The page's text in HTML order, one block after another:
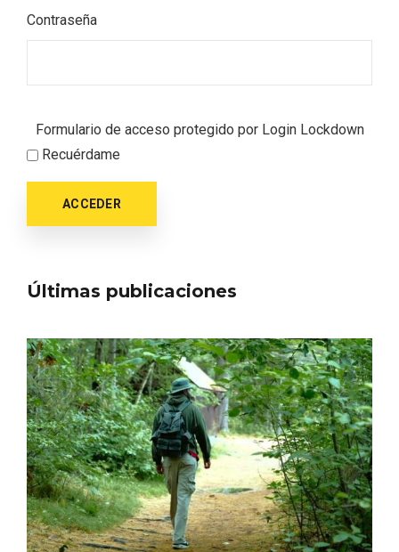
Contraseña
Formulario de acceso protegido por Login Lockdown
Recuérdame
ACCEDER
Últimas publicaciones
Itinerarios musicales en San Miguel del
Pino 2026